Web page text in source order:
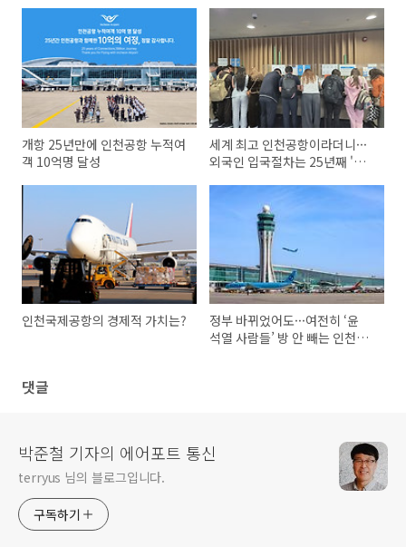
개항 25년만에 인천공항 누적여
객 10억명 달성
세계 최고 인천공항이라더니···
외국인 입국절차는 25년째 '아
인천국제공항의 경제적 가치는?
정부 바뀌었어도···여전히 ‘윤
석열 사람들’ 방 안 빼는 인천공
댓글
박준철 기자의 에어포트 통신
terryus 님의 블로그입니다.
구독하기